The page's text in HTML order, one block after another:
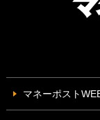
マネーポスト